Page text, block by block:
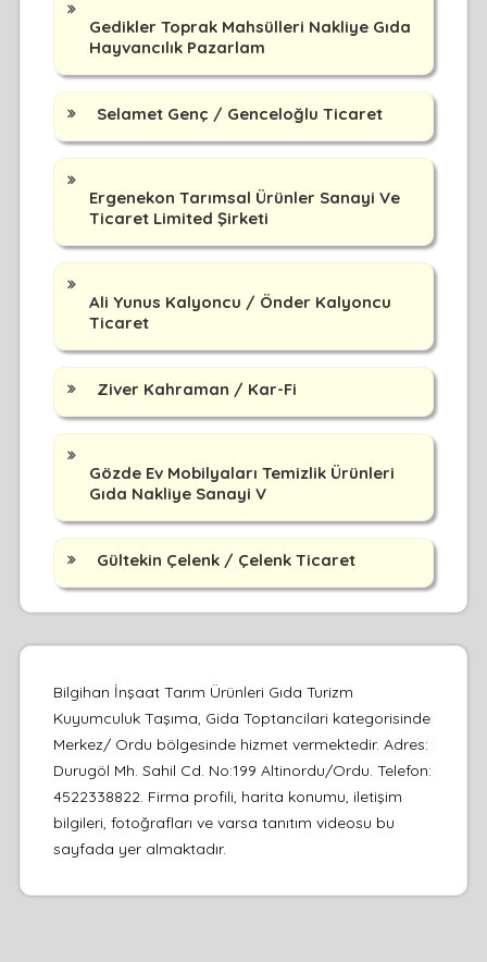
Gedikler Toprak Mahsülleri Nakliye Gıda
Hayvancılık Pazarlam
Selamet Genç / Genceloğlu Ticaret
Ergenekon Tarımsal Ürünler Sanayi Ve
Ticaret Limited Şirketi
Ali Yunus Kalyoncu / Önder Kalyoncu
Ticaret
Ziver Kahraman / Kar-Fi
Gözde Ev Mobilyaları Temizlik Ürünleri
Gıda Nakliye Sanayi V
Gültekin Çelenk / Çelenk Ticaret
Bilgihan İnşaat Tarım Ürünleri Gıda Turizm
Kuyumculuk Taşıma, Gida Toptancilari kategorisinde
Merkez/ Ordu bölgesinde hizmet vermektedir. Adres:
Durugöl Mh. Sahil Cd. No:199 Altinordu/Ordu. Telefon:
4522338822. Firma profili, harita konumu, iletişim
bilgileri, fotoğrafları ve varsa tanıtım videosu bu
sayfada yer almaktadır.